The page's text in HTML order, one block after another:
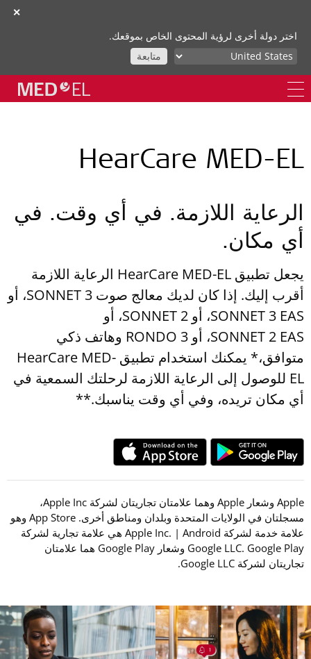
✕
اختر دولة أخرى لرؤية المحتوى الخاص بموقعك.
متابعة
HearCare MED-EL
الرعاية اللازمة. في أي وقت. في
أي مكان.
يجعل تطبيق HearCare MED-EL الرعاية اللازمة
أقرب إليك. إذا كان لديك معالج صوت SONNET 3، أو
SONNET 3 EAS، أو SONNET 2، أو
SONNET 2 EAS، أو RONDO 3 وهاتف ذكي
متوافق،* يمكنك استخدام تطبيق HearCare MED-
EL للوصول إلى الرعاية اللازمة لرحلتك السمعية في
أي مكان تريده، وفي أي وقت يناسبك.**
Apple وشعار Apple وهما علامتان تجاريتان لشركة Apple Inc،
مسجلتان في الولايات المتحدة وبلدان ومناطق أخرى. App Store وهو
علامة خدمة لشركة Apple Inc. | Android هي علامة تجارية لشركة
Google LLC. Google Play وشعار Google Play هما علامتان
تجاريتان لشركة Google LLC.